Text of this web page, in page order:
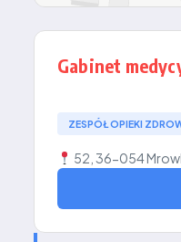
Gabinet
ZESPÓŁ OPIEKI
52, 36-054